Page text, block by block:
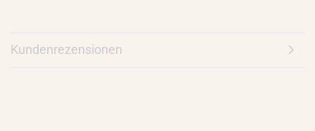
Kundenrezensionen